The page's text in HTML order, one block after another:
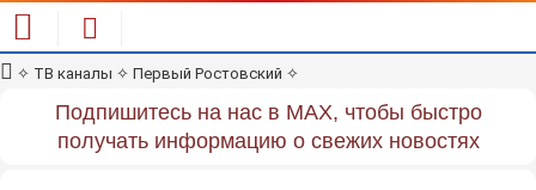
✧ ТВ каналы ✧ Первый Ростовский ✧
Подпишитесь на нас в MAX, чтобы быстро
получать информацию о свежих новостях